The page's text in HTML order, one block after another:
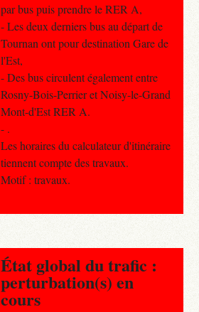
par bus puis prendre le RER A,
- Les deux derniers bus au départ de
Tournan ont pour destination Gare de
l'Est,
- Des bus circulent également entre
Rosny-Bois-Perrier et Noisy-le-Grand
Mont-d'Est RER A.
- .
Les horaires du calculateur d'itinéraire
tiennent compte des travaux.
Motif : travaux.
État global du trafic :
perturbation(s) en
cours